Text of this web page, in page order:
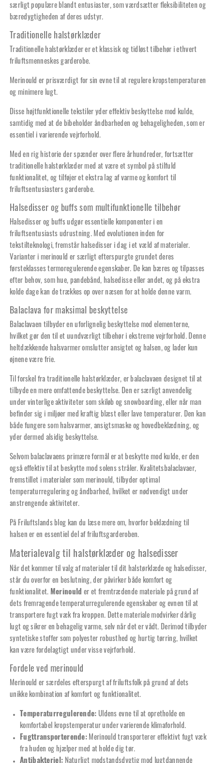
særligt populære blandt entusiaster, som værdsætter fleksibiliteten og
bæredygtigheden af deres udstyr.
Traditionelle halstørklæder
Traditionelle halstørklæder er et klassisk og tidløst tilbehør i ethvert
friluftsmenneskes garderobe.
Merinould er prisværdigt for sin evne til at regulere kropstemperaturen
og minimere lugt.
Disse højtfunktionelle tekstiler yder effektiv beskyttelse mod kulde,
samtidig med at de bibeholder åndbarheden og behageligheden, som er
essentiel i varierende vejrforhold.
Med en rig historie der spænder over flere århundreder, fortsætter
traditionelle halstørklæder med at være et symbol på stilfuld
funktionalitet, og tilføjer et ekstra lag af varme og komfort til
friluftsentusiasters garderobe.
Halsedisser og buffs som multifunktionelle tilbehør
Halsedisser og buffs udgør essentielle komponenter i en
friluftsentusiasts udrustning. Med evolutionen inden for
tekstilteknologi, fremstår halsedisser i dag i et væld af materialer.
Varianter i merinould er særligt efterspurgte grundet deres
førsteklasses termoregulerende egenskaber. De kan bæres og tilpasses
efter behov, som hue, pandebånd, halsedisse eller andet, og på ekstra
kolde dage kan de trækkes op over næsen for at holde denne varm.
Balaclava for maksimal beskyttelse
Balaclavaen tilbyder en uforlignelig beskyttelse mod elementerne,
hvilket gør den til et uundværligt tilbehør i ekstreme vejrforhold. Denne
heltdækkende halsvarmer omslutter ansigtet og halsen, og lader kun
øjnene være frie.
Til forskel fra traditionelle halstørklæder, er balaclavaen designet til at
tilbyde en mere omfattende beskyttelse. Den er særligt anvendelig
under vinterlige aktiviteter som skiløb og snowboarding, eller når man
befinder sig i miljøer med kraftig blæst eller lave temperaturer. Den kan
både fungere som halsvarmer, ansigtsmaske og hovedbeklædning, og
yder dermed alsidig beskyttelse.
Selvom balaclavaens primære formål er at beskytte mod kulde, er den
også effektiv til at beskytte mod solens stråler. Kvalitetsbalaclavaer,
fremstillet i materialer som merinould, tilbyder optimal
temperaturregulering og åndbarhed, hvilket er nødvendigt under
anstrengende aktiviteter.
På Friluftslands blog kan du læse mere om, hvorfor beklædning til
halsen er en essentiel del af friluftsgarderoben.
Materialevalg til halstørklæder og halsedisser
Når det kommer til valg af materialer til dit halstørklæde og halsedisser,
står du overfor en beslutning, der påvirker både komfort og
funktionalitet. Merinould er et fremtrædende materiale på grund af
dets fremragende temperaturregulerende egenskaber og evnen til at
transportere fugt væk fra kroppen. Dette materiale modvirker dårlig
lugt og sikrer en behagelig varme, selv når det er vådt. Derimod tilbyder
syntetiske stoffer som polyester robusthed og hurtig tørring, hvilket
kan være fordelagtigt under visse vejrforhold.
Fordele ved merinould
Merinould er særdeles efterspurgt af friluftsfolk på grund af dets
unikke kombination af komfort og funktionalitet.
Temperaturregulerende: Uldens evne til at opretholde en
komfortabel kropstemperatur under varierende klimaforhold.
Fugttransporterende: Merinould transporterer effektivt fugt væk
fra huden og hjælper med at holde dig tør.
Antibakteriel: Naturligt modstandsdygtig mod lugtdannende